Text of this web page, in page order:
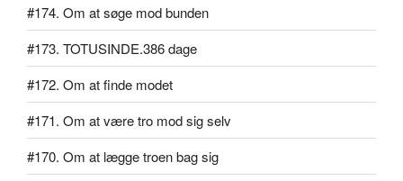
#174. Om at søge mod bunden
#173. TOTUSINDE.386 dage
#172. Om at finde modet
#171. Om at være tro mod sig selv
#170. Om at lægge troen bag sig